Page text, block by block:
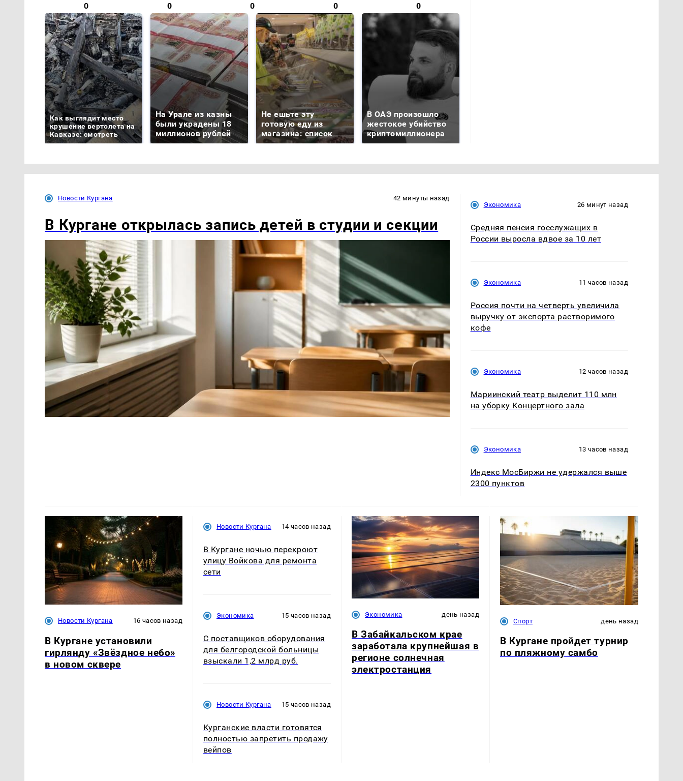
0 0 0 0 0
Как выглядит место
крушение вертолета на
Кавказе: смотреть
На Урале из казны
были украдены 18
миллионов рублей
Не ешьте эту
готовую еду из
магазина: список
В ОАЭ произошло
жестокое убийство
криптомиллионера
Новости Кургана 42 минуты назад
В Кургане открылась запись детей в студии и секции
Экономика 26 минут назад
Средняя пенсия госслужащих в
России выросла вдвое за 10 лет
Экономика 11 часов назад
Россия почти на четверть увеличила
выручку от экспорта растворимого
кофе
Экономика 12 часов назад
Мариинский театр выделит 110 млн
на уборку Концертного зала
Экономика 13 часов назад
Индекс МосБиржи не удержался выше
2300 пунктов
Новости Кургана 16 часов назад
В Кургане установили
гирлянду «Звёздное небо»
в новом сквере
Новости Кургана 14 часов назад
В Кургане ночью перекроют
улицу Войкова для ремонта
сети
Экономика 15 часов назад
С поставщиков оборудования
для белгородской больницы
взыскали 1,2 млрд руб.
Новости Кургана 15 часов назад
Курганские власти готовятся
полностью запретить продажу
вейпов
Экономика день назад
В Забайкальском крае
заработала крупнейшая в
регионе солнечная
электростанция
Спорт день назад
В Кургане пройдет турнир
по пляжному самбо